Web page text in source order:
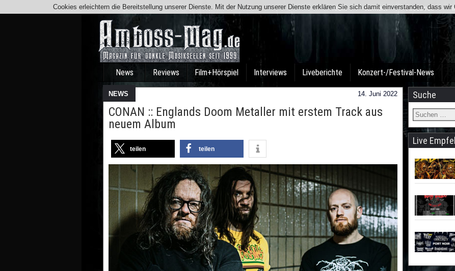
Team Kontakt Facebook
News Reviews Film+Hörspiel Interviews Liveberichte Konzert-/Festival-News
NEWS 14. Juni 2022
CONAN :: Englands Doom Metaller mit erstem Track aus
neuem Album
teilen teilen
Suche
Live
Cookies erleichtern die Bereitstellung unserer Dienste. Mit der Nutzung unserer Dienste erklären Sie sich damit einverstanden, dass wir